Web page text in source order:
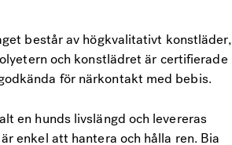
består av högkvalitativt konstläder,
och konstlädret är certifierade
för närkontakt med bebis.
en hunds livslängd och levereras
enkel att hantera och hålla ren. Bia